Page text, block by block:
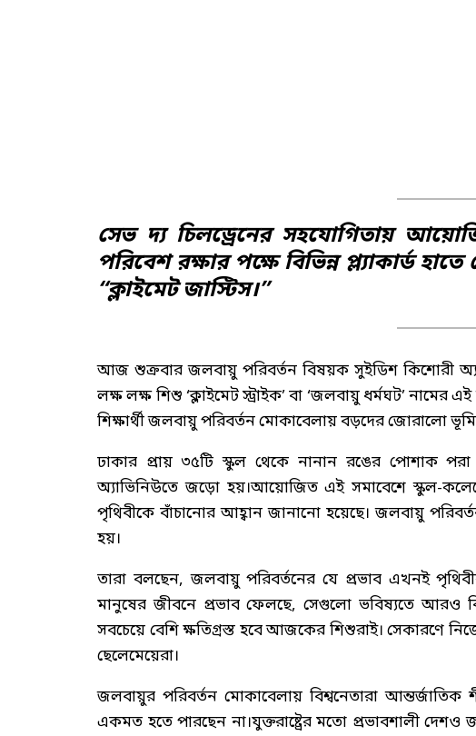
সেভ দ্য চিলড্রেনের সহযোগিতায়
পরিবেশ রক্ষার পক্ষে বিভিন্ন প্ল্যাকার্ড
“ক্লাইমেট জাস্টিস।”
আজ শুক্রবার জলবায়ু পরিবর্তন বিষয়ক সুইডিশ কিশোরী
লক্ষ লক্ষ শিশু ‘ক্লাইমেট স্ট্রাইক’ বা ‘জলবায়ু ধর্মঘট’
শিক্ষার্থী জলবায়ু পরিবর্তন মোকাবেলায় বড়দের জোরালো
ঢাকার প্রায় ৩৫টি স্কুল থেকে নানান রঙের পোশাক
অ্যাভিনিউতে জড়ো হয়।আয়োজিত এই সমাবেশে স্কুল-
পৃথিবীকে বাঁচানোর আহ্বান জানানো হয়েছে। জলবায়ু
হয়।
তারা বলছেন, জলবায়ু পরিবর্তনের যে প্রভাব এখনই
মানুষের জীবনে প্রভাব ফেলছে, সেগুলো ভবিষ্যতে আরও
সবচেয়ে বেশি ক্ষতিগ্রস্ত হবে আজকের শিশুরাই। সেকারণে
ছেলেমেয়েরা।
জলবায়ুর পরিবর্তন মোকাবেলায় বিশ্বনেতারা
একমত হতে পারছেন না।যুক্তরাষ্ট্রের মতো প্রভাবশালী